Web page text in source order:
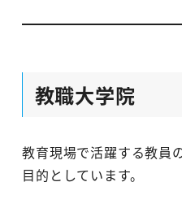
教職大学院
教育現場で活躍する教員
目的としています。